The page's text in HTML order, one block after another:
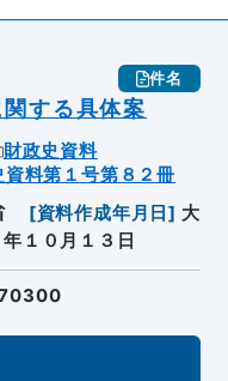
件名
する具体案
財政史資料
資料第１号第８２冊
[資料作成年月日] 大
１０月１３日